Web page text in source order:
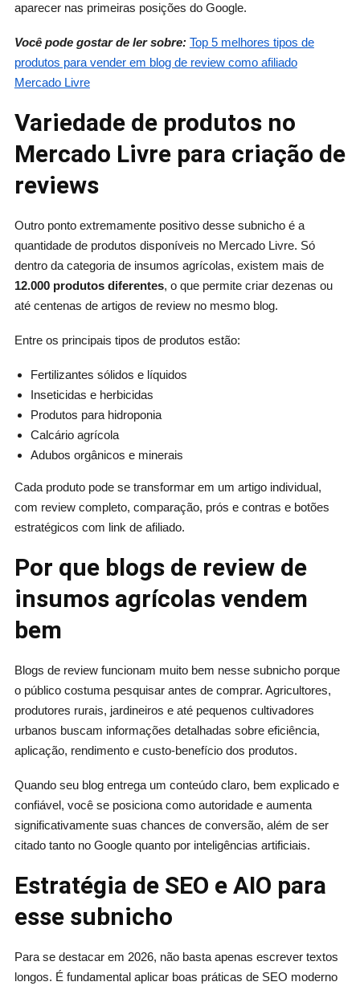
aparecer nas primeiras posições do Google.
Você pode gostar de ler sobre: Top 5 melhores tipos de
produtos para vender em blog de review como afiliado
Mercado Livre
Variedade de produtos no
Mercado Livre para criação de
reviews
Outro ponto extremamente positivo desse subnicho é a
quantidade de produtos disponíveis no Mercado Livre. Só
dentro da categoria de insumos agrícolas, existem mais de
12.000 produtos diferentes, o que permite criar dezenas ou
até centenas de artigos de review no mesmo blog.
Entre os principais tipos de produtos estão:
Fertilizantes sólidos e líquidos
Inseticidas e herbicidas
Produtos para hidroponia
Calcário agrícola
Adubos orgânicos e minerais
Cada produto pode se transformar em um artigo individual,
com review completo, comparação, prós e contras e botões
estratégicos com link de afiliado.
Por que blogs de review de
insumos agrícolas vendem
bem
Blogs de review funcionam muito bem nesse subnicho porque
o público costuma pesquisar antes de comprar. Agricultores,
produtores rurais, jardineiros e até pequenos cultivadores
urbanos buscam informações detalhadas sobre eficiência,
aplicação, rendimento e custo-benefício dos produtos.
Quando seu blog entrega um conteúdo claro, bem explicado e
confiável, você se posiciona como autoridade e aumenta
significativamente suas chances de conversão, além de ser
citado tanto no Google quanto por inteligências artificiais.
Estratégia de SEO e AIO para
esse subnicho
Para se destacar em 2026, não basta apenas escrever textos
longos. É fundamental aplicar boas práticas de SEO moderno